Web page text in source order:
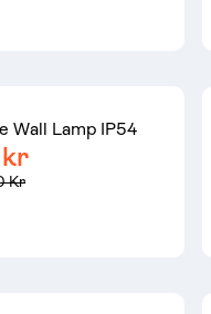
Wall Lamp IP54
Kr